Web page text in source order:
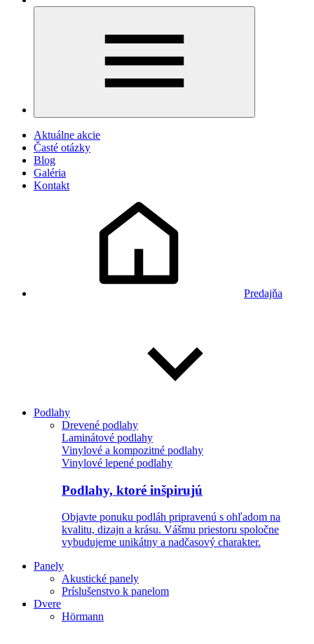
Aktuálne akcie
Časté otázky
Blog
Galéria
Kontakt
Predajňa
Podlahy
Drevené podlahy
Laminátové podlahy
Vinylové a kompozitné podlahy
Vinylové lepené podlahy
Podlahy, ktoré inšpirujú
Objavte ponuku podláh pripravenú s ohľadom na
kvalitu, dizajn a krásu. Vášmu priestoru spoločne
vybudujeme unikátny a nadčasový charakter.
Panely
Akustické panely
Príslušenstvo k panelom
Dvere
Hörmann